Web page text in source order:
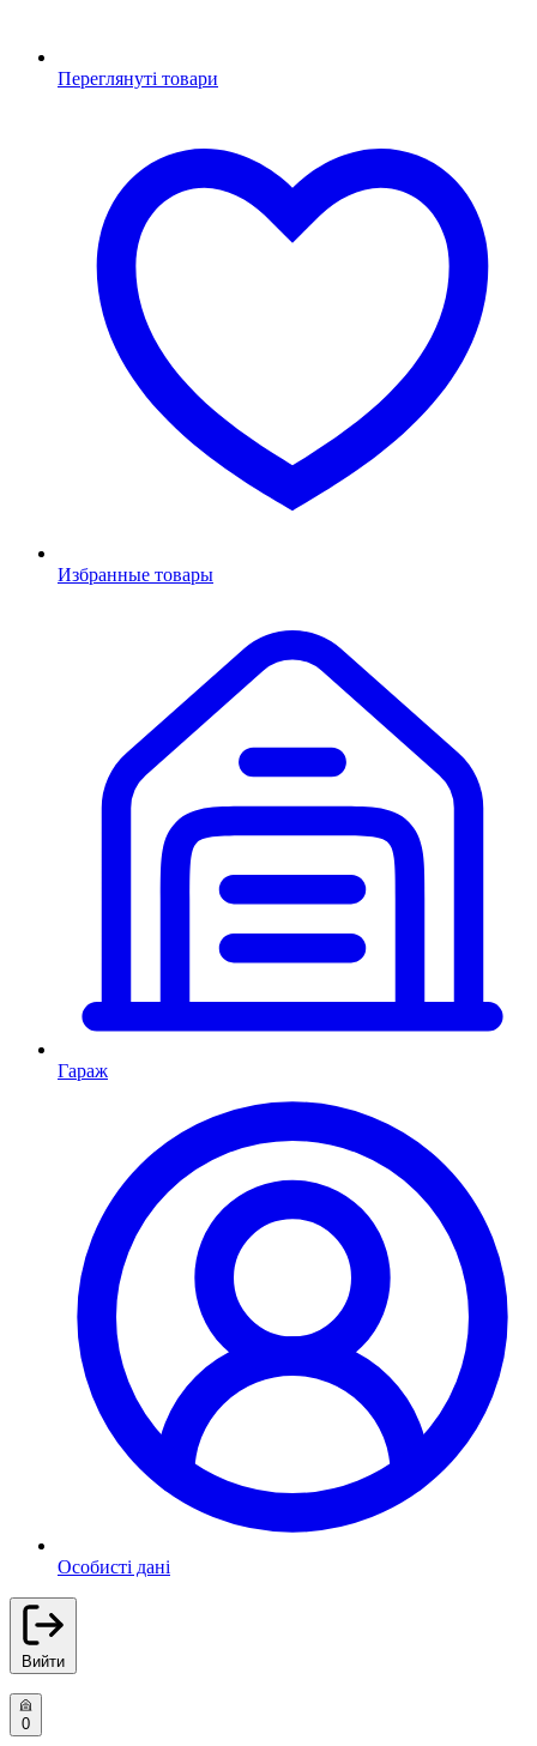
Переглянуті товари
Избранные товары
Гараж
Особисті дані
Вийти
0